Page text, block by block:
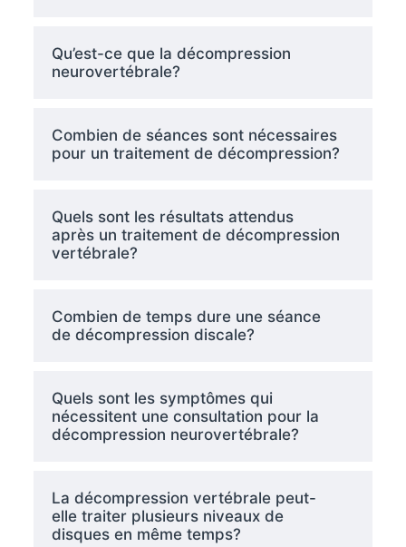
Qu’est-ce que la décompression
neurovertébrale?
Combien de séances sont nécessaires
pour un traitement de décompression?
Quels sont les résultats attendus
après un traitement de décompression
vertébrale?
Combien de temps dure une séance
de décompression discale?
Quels sont les symptômes qui
nécessitent une consultation pour la
décompression neurovertébrale?
La décompression vertébrale peut-
elle traiter plusieurs niveaux de
disques en même temps?